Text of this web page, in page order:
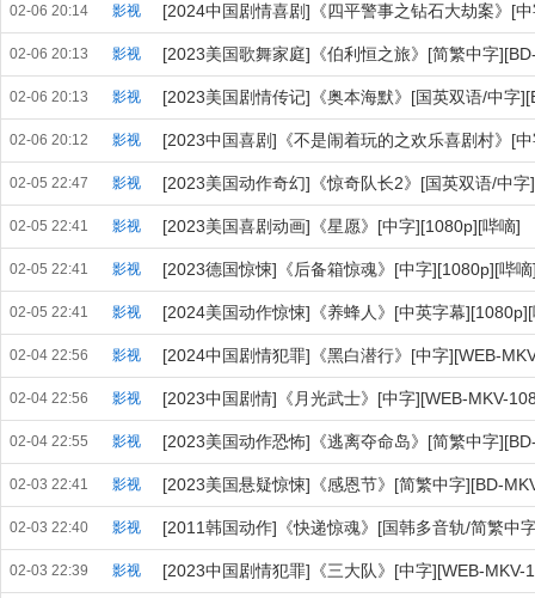
02-06 20:14 影视 [2024中国剧情喜剧]《四平警事之钻石大劫案》[
02-06 20:13 影视 [2023美国歌舞家庭]《伯利恒之旅》[简繁中字
02-06 20:13 影视 [2023美国剧情传记]《奥本海默》[国英双语/中字
02-06 20:12 影视 [2023中国喜剧]《不是闹着玩的之欢乐喜剧村》[
02-05 22:47 影视 [2023美国动作奇幻]《惊奇队长2》[国英双语/中
02-05 22:41 影视 [2023美国喜剧动画]《星愿》[中字][1080p][哔嘀]
02-05 22:41 影视 [2023德国惊悚]《后备箱惊魂》[中字][1080p][哔
02-05 22:41 影视 [2024美国动作惊悚]《养蜂人》[中英字幕
02-04 22:56 影视 [2024中国剧情犯罪]《黑白潜行》[中字][WEB-
02-04 22:56 影视 [2023中国剧情]《月光武士》[中字][WEB-MKV-
02-04 22:55 影视 [2023美国动作恐怖]《逃离夺命岛》[简繁中字
02-03 22:41 影视 [2023美国悬疑惊悚]《感恩节》[简繁中字][BD-
02-03 22:40 影视 [2011韩国动作]《快递惊魂》[国韩多音轨/简繁中
02-03 22:39 影视 [2023中国剧情犯罪]《三大队》[中字][WEB-